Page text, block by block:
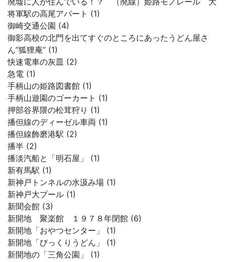
将軍駅の高尾アパート (1)
御崎交通公園 (4)
御影高校の北門を出てすぐのところにあったうどん屋さ
ん”狐狸庵” (1)
快速電車の灰皿 (2)
急電 (1)
手柄山の姫路図書館 (1)
手柄山遊園のゴーカート (1)
押部谷界隈の松茸狩り (1)
播但線のディーゼル車両 (1)
播但線飾磨港駅 (2)
播半 (2)
播淡汽船と「明石屋」 (1)
新有馬駅 (1)
新神戸トンネルの水汲み場 (1)
新神戸大プール (1)
新聞会館 (3)
新開地 聚楽館 １９７８年閉館 (6)
新開地「おやつセンター」 (1)
新開地「びっくりうどん」 (1)
新開地の「三角公園」 (1)